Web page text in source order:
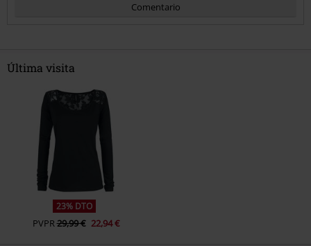
Comentario
Enviar comentario
Última visita
23% DTO
PVPR29,99 € 22,94 €